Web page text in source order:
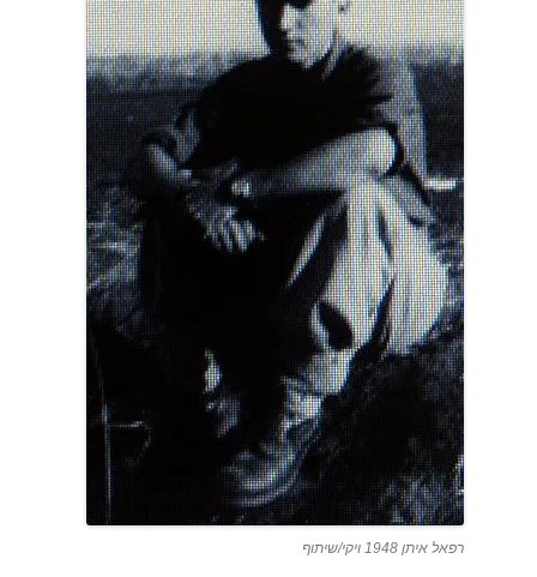
רפאל איתן 1948 ויקי/שיתוף